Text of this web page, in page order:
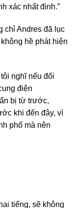
xác nhất định.”
chỉ Andres đã lục
hề phát hiện
nghĩ nếu đối
điện
bị từ trước,
khi đến đây, vì
phố mà nên
tiếng, sẽ không